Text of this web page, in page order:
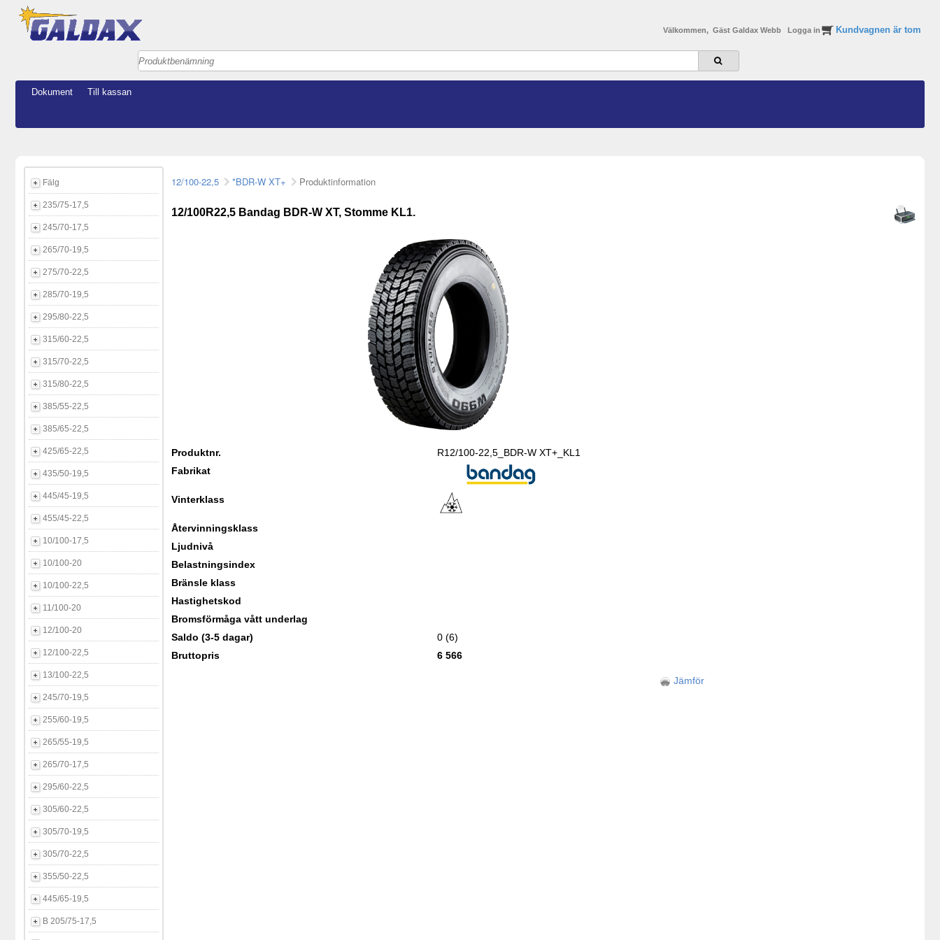
Välkommen, Gäst Galdax Webb Logga in Kundvagnen är tom
Dokument Till kassan
Fälg
235/75-17,5
245/70-17,5
265/70-19,5
275/70-22,5
285/70-19,5
295/80-22,5
315/60-22,5
315/70-22,5
315/80-22,5
385/55-22,5
385/65-22,5
425/65-22,5
435/50-19,5
445/45-19,5
455/45-22,5
10/100-17,5
10/100-20
10/100-22,5
11/100-20
12/100-20
12/100-22,5
13/100-22,5
245/70-19,5
255/60-19,5
265/55-19,5
265/70-17,5
295/60-22,5
305/60-22,5
305/70-19,5
305/70-22,5
355/50-22,5
445/65-19,5
B 205/75-17,5
12/100-22,5 *BDR-W XT+ Produktinformation
12/100R22,5 Bandag BDR-W XT, Stomme KL1.
Produktnr.
R12/100-22,5_BDR-W XT+_KL1
Fabrikat
Vinterklass
Återvinningsklass
Ljudnivå
Belastningsindex
Bränsle klass
Hastighetskod
Bromsförmåga vått underlag
Saldo (3-5 dagar)
0 (6)
Bruttopris
6 566
Jämför